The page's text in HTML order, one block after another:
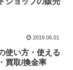
2019.06.01
使い方・使える
買取/換金率